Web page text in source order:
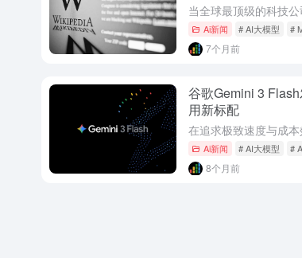
Ai新闻 # AI大模型 #
7个月前
谷歌Gemini 3
用新标配
Ai新闻 # AI大模型 #
8个月前